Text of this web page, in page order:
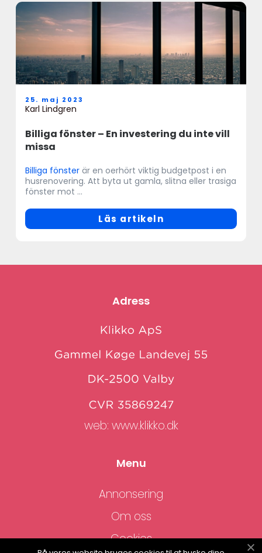
Billiga fönster – En investering du inte vill
missa
25. maj 2023
Karl Lindgren
Billiga fönster är en oerhört viktig budgetpost i en
husrenovering. Att byta ut gamla, slitna eller trasiga
fönster mot ...
Läs artikeln
Adress
web: www.klikko.dk
Menu
Annonsering
Om oss
Cookies